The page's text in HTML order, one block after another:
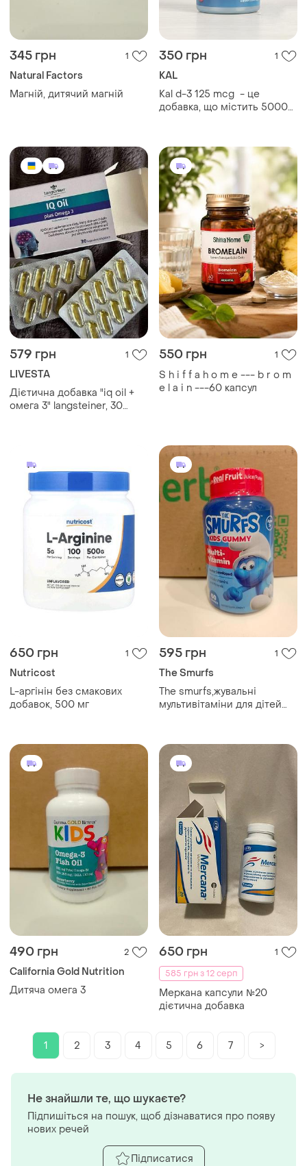
345 грн 1
Natural Factors
Магній, дитячий магній
350 грн 1
KAL
Kal d-3 125 mcg - це
добавка, що містить 5000
579 грн 1
LIVESTA
Дієтична добавка "iq oil +
омега 3" langsteiner, 30
550 грн 1
S h i f f a h o m e --- b r o m
e l a i n ---60 капсул
650 грн 1
Nutricost
L-аргінін без смакових
добавок, 500 мг
595 грн 1
The Smurfs
The smurfs,жувальні
мультивітаміни для дітей
490 грн 2
California Gold Nutrition
Дитяча омега 3
650 грн
1
585 грн з 12 серп
Меркана капсули №20
дієтична добавка
1 2 3 4 5 6 7 >
Не знайшли те, що шукаєте?
Підпишіться на пошук, щоб дізнаватися про появу
нових речей
Підписатися